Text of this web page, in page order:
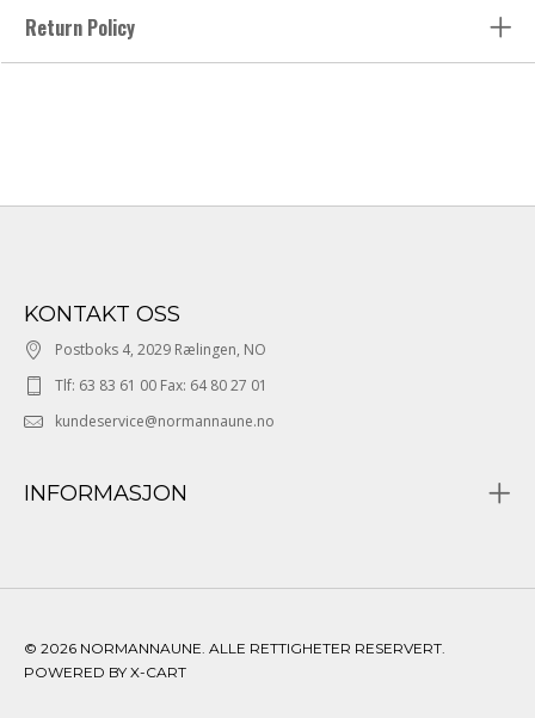
Return Policy
KONTAKT OSS
Postboks 4, 2029 Rælingen, NO
Tlf: 63 83 61 00 Fax: 64 80 27 01
kundeservice@normannaune.no
INFORMASJON
© 2026 NORMANNAUNE. ALLE RETTIGHETER RESERVERT.
POWERED BY X-CART